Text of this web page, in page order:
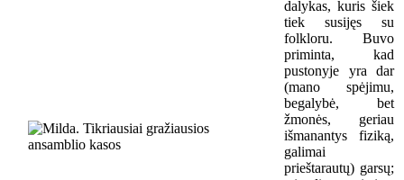
dalykas, kuris šiek
tiek susijęs su
folkloru. Buvo
priminta, kad
pustonyje yra dar
(mano spėjimu,
begalybė, bet
žmonės, geriau
išmanantys fiziką,
galimai
prieštarautų) garsų;